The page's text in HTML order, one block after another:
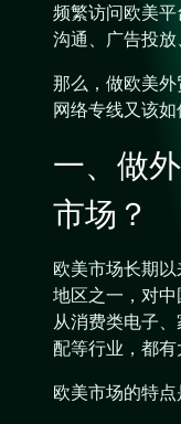
频繁访问欧美
沟通、广告投放
那么，做欧美
网络专线又该如
一、做
市场？
欧美市场长期
地区之一，对中
从消费类电子
配等行业，都有
欧美市场的特点